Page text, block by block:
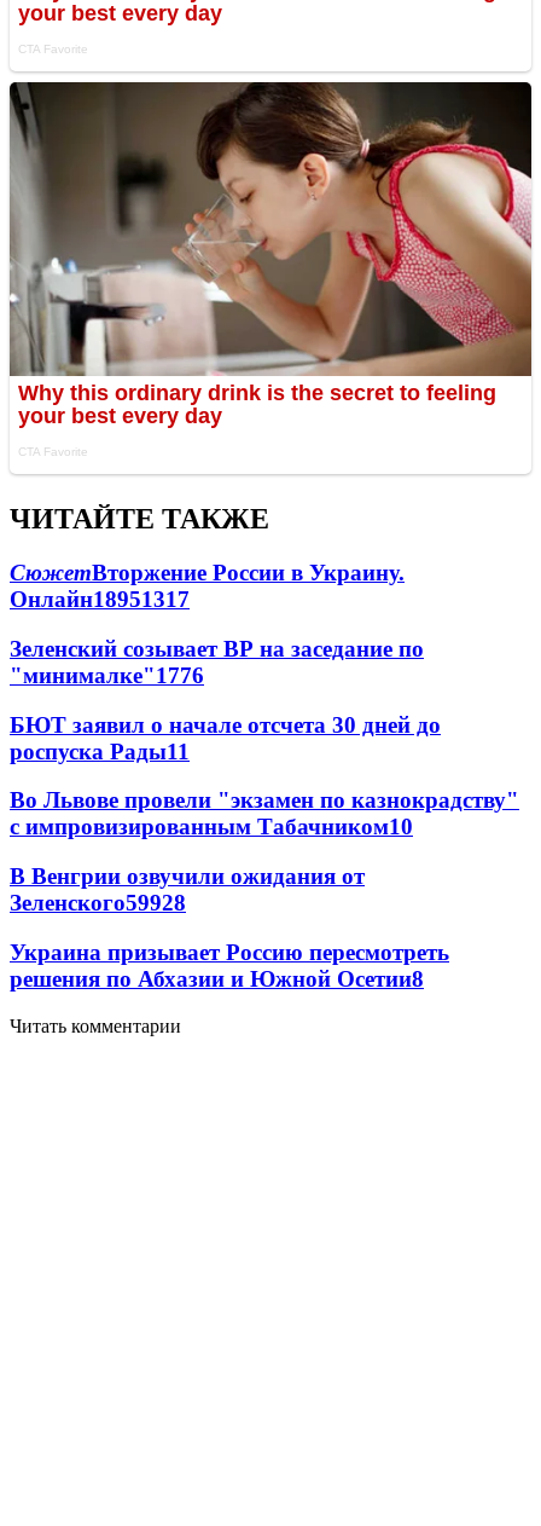
ЧИТАЙТЕ ТАКЖЕ
СюжетВторжение России в Украину.
Онлайн18951317
Зеленский созывает ВР на заседание по
"минималке"1776
БЮТ заявил о начале отсчета 30 дней до
роспуска Рады11
Во Львове провели "экзамен по казнокрадству"
с импровизированным Табачником10
В Венгрии озвучили ожидания от
Зеленского59928
Украина призывает Россию пересмотреть
решения по Абхазии и Южной Осетии8
Читать комментарии